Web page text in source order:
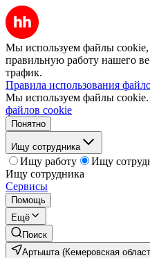
Мы используем файлы cookie,
правильную работу нашего
трафик.
Правила использования
Мы используем файлы cookie.
файлов cookie
Понятно
Ищу сотрудника
Ищу работу
Ищу
Ищу сотрудника
Сервисы
Помощь
Ещё
Поиск
Артышта (Кемеровская